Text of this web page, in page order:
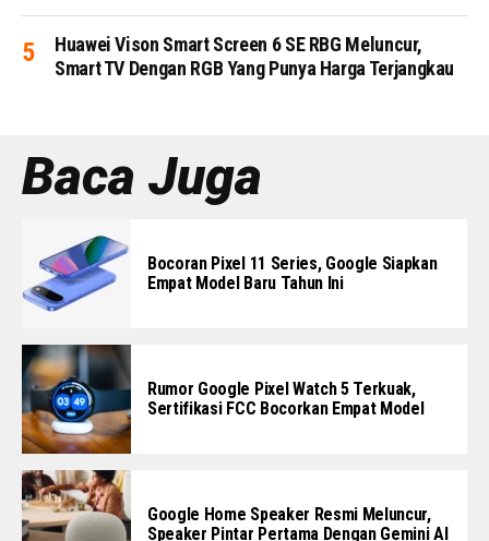
Huawei Vison Smart Screen 6 SE RBG Meluncur,
Smart TV Dengan RGB Yang Punya Harga Terjangkau
Baca Juga
Bocoran Pixel 11 Series, Google Siapkan
Empat Model Baru Tahun Ini
Rumor Google Pixel Watch 5 Terkuak,
Sertifikasi FCC Bocorkan Empat Model
Google Home Speaker Resmi Meluncur,
Speaker Pintar Pertama Dengan Gemini AI